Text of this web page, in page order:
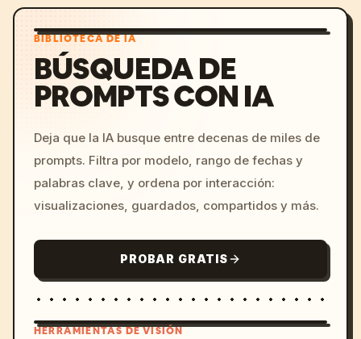
BIBLIOTECA DE IA
BÚSQUEDA DE
PROMPTS CON IA
Deja que la IA busque entre decenas de miles de
prompts. Filtra por modelo, rango de fechas y
palabras clave, y ordena por interacción:
visualizaciones, guardados, compartidos y más.
PROBAR GRATIS
HERRAMIENTAS DE VISIÓN